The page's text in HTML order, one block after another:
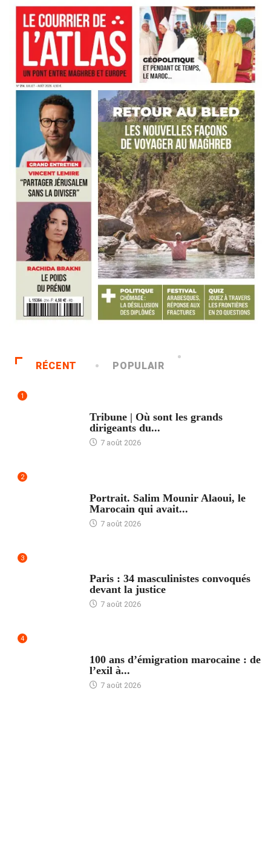
RÉCENT POPULAIR
1
Tribune | Où sont les grands
dirigeants du...
7 août 2026
2
Portrait. Salim Mounir Alaoui, le
Marocain qui avait...
7 août 2026
3
Paris : 34 masculinistes convoqués
devant la justice
7 août 2026
4
100 ans d’émigration marocaine : de
l’exil à...
7 août 2026